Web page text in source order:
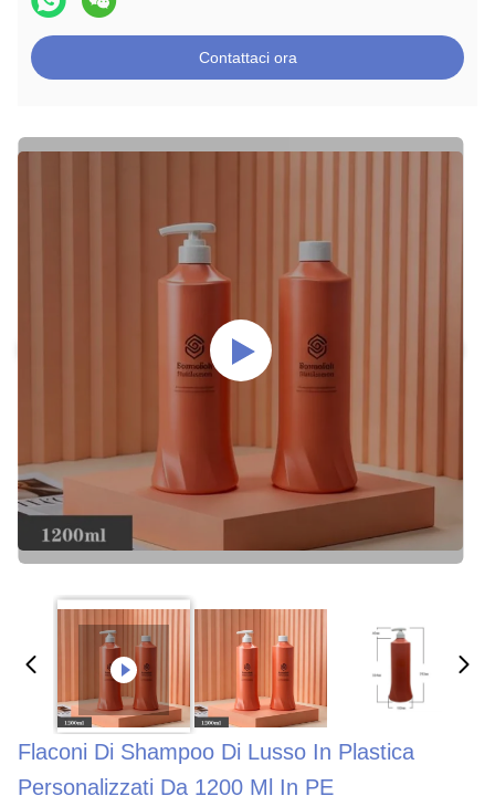
Contattaci ora
Flaconi Di Shampoo Di Lusso In Plastica
Personalizzati Da 1200 Ml In PE